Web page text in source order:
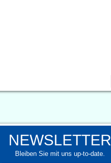
NEWSLETTER
Bleiben Sie mit uns up-to-date.